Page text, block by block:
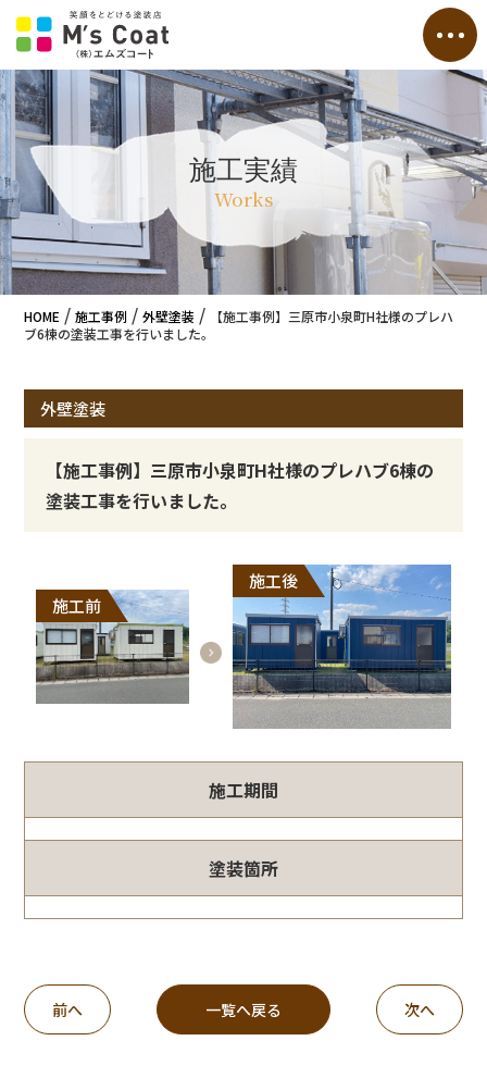
施工実績
Works
HOME /施工事例 /外壁塗装 /
【施工事例】三原市小泉町H社様のプレハ
ブ6棟の塗装工事を行いました。
外壁塗装
【施工事例】三原市小泉町H社様のプレハブ6棟の
塗装工事を行いました。
施工前
施工後
施工期間
塗装箇所
前へ 一覧へ戻る 次へ